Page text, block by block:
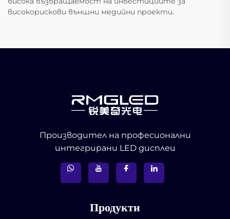
високорискови външни медийни проекти.
Производител на професионални
интегрирани LED дисплеи
Продукти